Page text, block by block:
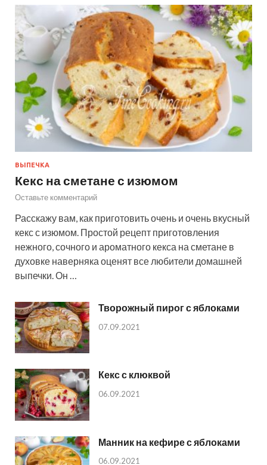
ВЫПЕЧКА
Кекс на сметане с изюмом
Оставьте комментарий
Расскажу вам, как приготовить очень и очень вкусный
кекс с изюмом. Простой рецепт приготовления
нежного, сочного и ароматного кекса на сметане в
духовке наверняка оценят все любители домашней
выпечки. Он …
Творожный пирог с яблоками
07.09.2021
Кекс с клюквой
06.09.2021
Манник на кефире с яблоками
06.09.2021